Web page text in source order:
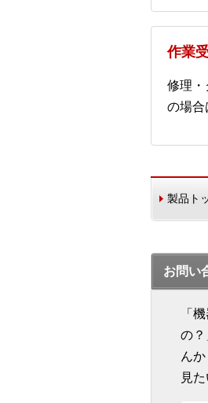
作業
修理・
の場合
製品ト
お問い
「
の
ん
見